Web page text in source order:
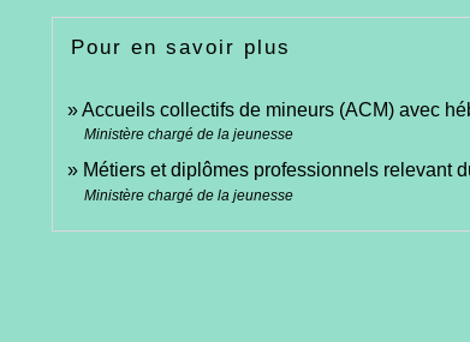
Pour en savoir plus
Accueils collectifs de mineurs (ACM) avec
Ministère chargé de la jeunesse
Métiers et diplômes professionnels relevant
Ministère chargé de la jeunesse